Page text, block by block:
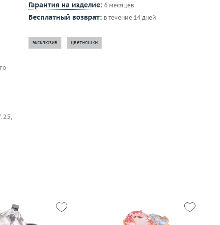
Гарантия на изделие: 6 месяцев
Бесплатный возврат: в течение 14 дней
эксклюзив цветняшки